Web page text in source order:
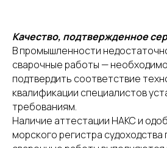
Качество, подтвержденное
В промышленности
сварочные работы —
подтвердить соответствие
квалификации специалистов
требованиям.
Наличие аттестации НАКС и
морского регистра
По вопросам гибки листов
По вопросам вальцовки обечаек
Адрес
- Валерия
- Денис
196084, г. СПБ,ул. Киевская, 32
+7(964)321-23-21
+7(967)973-21-23